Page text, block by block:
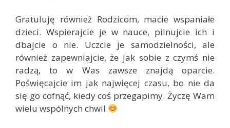
Gratuluję również Rodzicom, macie wspaniałe
dzieci. Wspierajcie je w nauce, pilnujcie ich i
dbajcie o nie. Uczcie je samodzielności, ale
również zapewniajcie, że jak sobie z czymś nie
radzą, to w Was zawsze znajdą oparcie.
Poświęcajcie im jak najwięcej czasu, bo nie da
się go cofnąć, kiedy coś przegapimy. Życzę Wam
wielu wspólnych chwil